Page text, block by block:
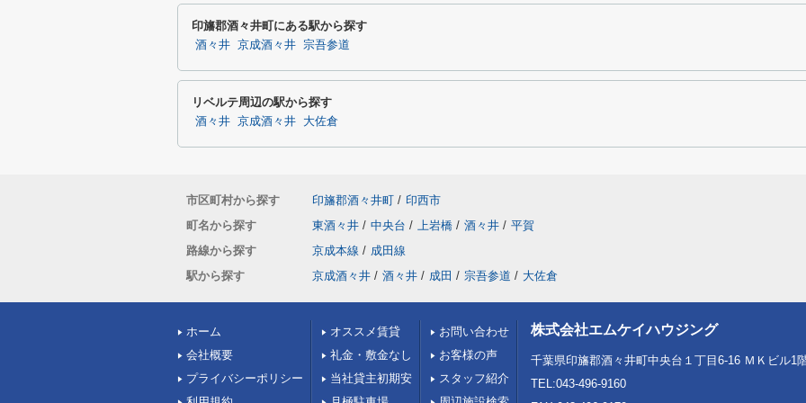
印旛郡酒々井町にある駅から探す
酒々井 京成酒々井 宗吾参道
リベルテ周辺の駅から探す
酒々井 京成酒々井 大佐倉
市区町村から探す 印旛郡酒々井町 / 印西市
町名から探す
東酒々井 / 中央台 / 上岩橋 / 酒々井 / 平賀
路線から探す
京成本線 / 成田線
駅から探す
京成酒々井 / 酒々井 / 成田 / 宗吾参道 / 大佐倉
ホーム
会社概要
プライバシーポリシー
オススメ賃貸
礼金・敷金なし
当社貸主初期安
お問い合わせ
お客様の声
スタッフ紹介
株式会社エムケイハウジング
千葉県印旛郡酒々井町中央台１丁目6-16 ＭＫビル1
TEL:043-496-9160